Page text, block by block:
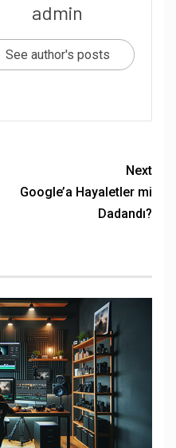
admin
See author's posts
Next
Google’a Hayaletler mi
Dadandı?